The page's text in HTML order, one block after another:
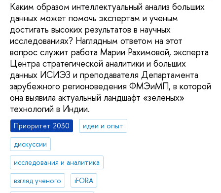
Каким образом интеллектуальный анализ больших
данных может помочь экспертам и ученым
достигать высоких результатов в научных
исследованиях? Наглядным ответом на этот
вопрос служит работа Марии Рахимовой, эксперта
Центра стратегической аналитики и больших
данных ИСИЭЗ и преподавателя Департамента
зарубежного регионоведения ФМЭиМП, в которой
она выявила актуальный ландшафт «зеленых»
технологий в Индии.
Приоритет 2030
идеи и опыт
дискуссии
исследования и аналитика
взгляд ученого
iFORA